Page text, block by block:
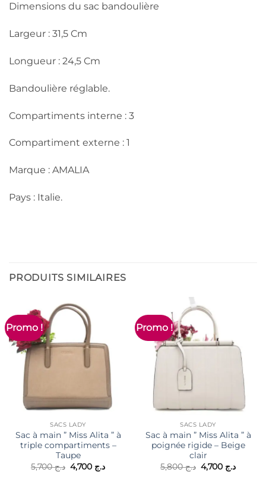
Dimensions du sac bandoulière
Largeur : 31,5 Cm
Longueur : 24,5 Cm
Bandoulière réglable.
Compartiments interne : 3
Compartiment externe : 1
Marque : AMALIA
Pays : Italie.
PRODUITS SIMILAIRES
Promo !
SACS LADY
Sac à main ” Miss Alita ” à
triple compartiments –
Taupe
د.ج5,700
Le
prix
د.جLe
Promo !
SACS LADY
Sac à main ” Miss Alita ” à
poignée rigide – Beige
clair
د.ج5,800
Le
prix
د.جLe